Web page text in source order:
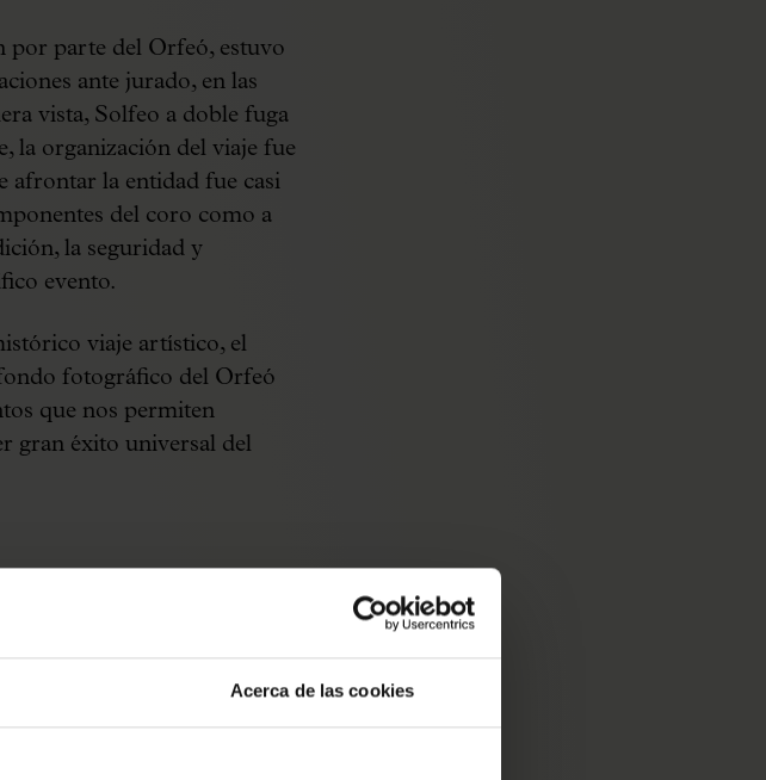
Acerca de las cookies
por parte del Orfeó, estuvo
ante jurado, en las
vista, Solfeo a doble fuga
la organización del viaje fue
afrontar la entidad fue casi
del coro como a
la seguridad y
evento.
viaje artístico, el
fotográfico del Orfeó
que nos permiten
gran éxito universal del
por parte de Lluís
fue la selección de dos
Anselm Clavé, "La